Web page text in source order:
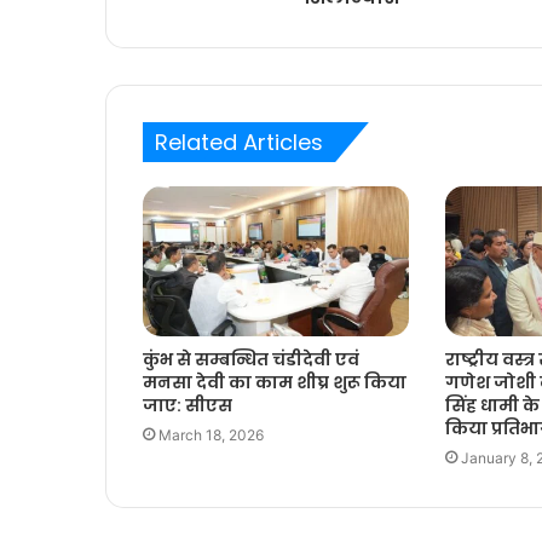
Related Articles
कुंभ से सम्बन्धित चंडीदेवी एवं
मनसा देवी का काम शीघ्र शुरू किया
जाए: सीएस
March 18, 2026
राष्ट्रीय
गणेश जोशी
सिंह धामी
किया
January 8,